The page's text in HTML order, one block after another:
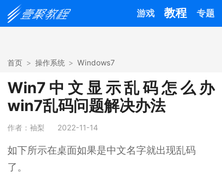
游戏 教程 专题
首页 操作系统 Windows7
Win7中文显示乱码怎么办
win7乱码问题解决办法
作者：袖梨 2022-11-14
如下所示在桌面如果是中文名字就出现乱码
了。